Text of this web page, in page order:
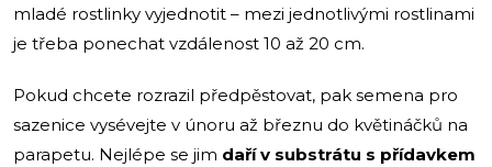
mladé rostlinky vyjednotit – mezi jednotlivými rostlinami
je třeba ponechat vzdálenost 10 až 20 cm.
Pokud chcete rozrazil předpěstovat, pak semena pro
sazenice vysévejte v únoru až březnu do květináčků na
parapetu. Nejlépe se jim daří v substrátu s přídavkem